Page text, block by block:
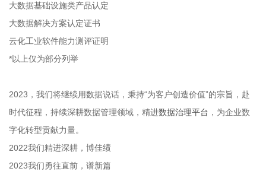
大数据基础设施类产品认定
大数据解决方案认定证书
云化工业软件能力测评证明
*以上仅为部分列举
2023，我们将继续用数据说话，秉持“为客户创造价值”的宗旨，赴
时代征程，持续深耕数据管理领域，精进数据治理平台 ，为企业数
字化转型贡献力量。
2022我们精进深耕，博佳绩
2023我们勇往直前，谱新篇